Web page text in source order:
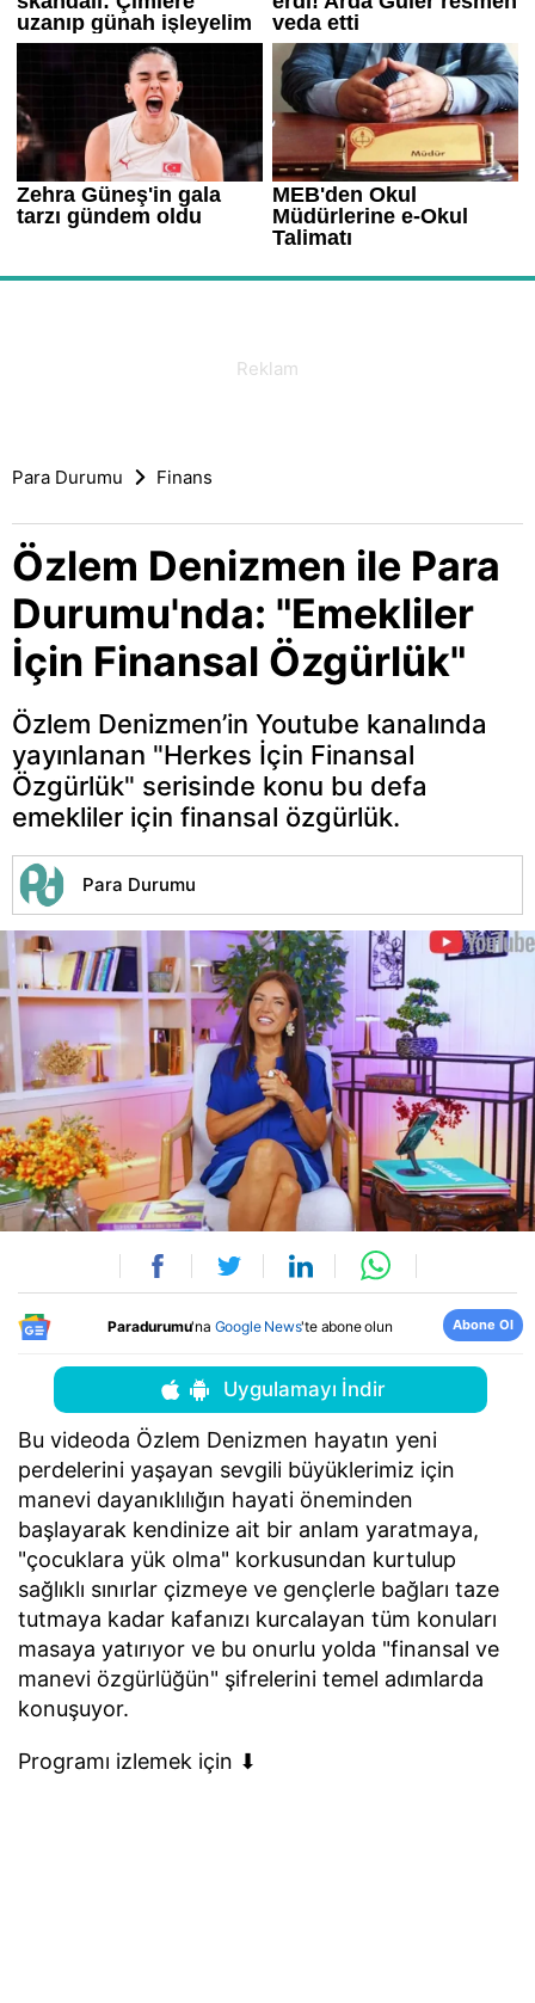
Para Durumu Finans
Özlem Denizmen ile Para
Durumu'nda: "Emekliler
İçin Finansal Özgürlük"
Özlem Denizmen’in Youtube kanalında
yayınlanan "Herkes İçin Finansal
Özgürlük" serisinde konu bu defa
emekliler için finansal özgürlük.
Para Durumu
Paradurumu'na Google News'te abone olun Abone Ol
Uygulamayı İndir
Bu videoda Özlem Denizmen hayatın yeni
perdelerini yaşayan sevgili büyüklerimiz için
manevi dayanıklılığın hayati öneminden
başlayarak kendinize ait bir anlam yaratmaya,
"çocuklara yük olma" korkusundan kurtulup
sağlıklı sınırlar çizmeye ve gençlerle bağları taze
tutmaya kadar kafanızı kurcalayan tüm konuları
masaya yatırıyor ve bu onurlu yolda "finansal ve
manevi özgürlüğün" şifrelerini temel adımlarda
konuşuyor.
Programı izlemek için ⬇︎